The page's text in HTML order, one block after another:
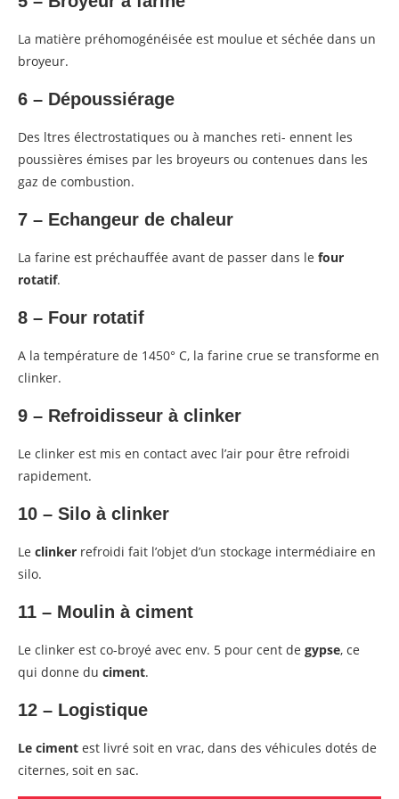
La matière préhomogénéisée est moulue et séchée dans un
broyeur.
6 – Dépoussiérage
Des ltres électrostatiques ou à manches reti- ennent les
poussières émises par les broyeurs ou contenues dans les
gaz de combustion.
7 – Echangeur de chaleur
La farine est préchauffée avant de passer dans le four
rotatif.
8 – Four rotatif
A la température de 1450° C, la farine crue se transforme en
clinker.
9 – Refroidisseur à clinker
Le clinker est mis en contact avec l’air pour être refroidi
rapidement.
10 – Silo à clinker
Le clinker refroidi fait l’objet d’un stockage intermédiaire en
silo.
11 – Moulin à ciment
Le clinker est co-broyé avec env. 5 pour cent de gypse, ce
qui donne du ciment.
12 – Logistique
Le ciment est livré soit en vrac, dans des véhicules dotés de
citernes, soit en sac.